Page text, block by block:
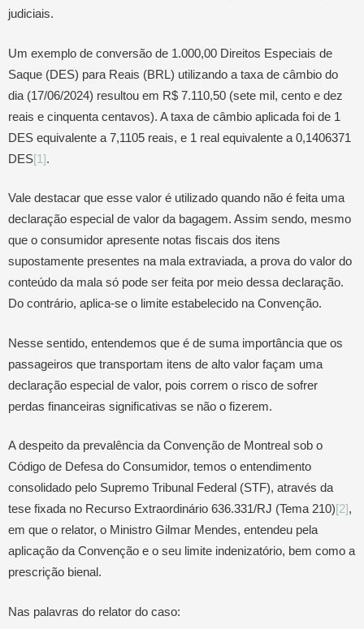
judiciais.
Um exemplo de conversão de 1.000,00 Direitos Especiais de
Saque (DES) para Reais (BRL) utilizando a taxa de câmbio do
dia (17/06/2024) resultou em R$ 7.110,50 (sete mil, cento e dez
reais e cinquenta centavos). A taxa de câmbio aplicada foi de 1
DES equivalente a 7,1105 reais, e 1 real equivalente a 0,1406371
DES[1].
Vale destacar que esse valor é utilizado quando não é feita uma
declaração especial de valor da bagagem. Assim sendo, mesmo
que o consumidor apresente notas fiscais dos itens
supostamente presentes na mala extraviada, a prova do valor do
conteúdo da mala só pode ser feita por meio dessa declaração.
Do contrário, aplica-se o limite estabelecido na Convenção.
Nesse sentido, entendemos que é de suma importância que os
passageiros que transportam itens de alto valor façam uma
declaração especial de valor, pois correm o risco de sofrer
perdas financeiras significativas se não o fizerem.
A despeito da prevalência da Convenção de Montreal sob o
Código de Defesa do Consumidor, temos o entendimento
consolidado pelo Supremo Tribunal Federal (STF), através da
tese fixada no Recurso Extraordinário 636.331/RJ (Tema 210)[2],
em que o relator, o Ministro Gilmar Mendes, entendeu pela
aplicação da Convenção e o seu limite indenizatório, bem como a
prescrição bienal.
Nas palavras do relator do caso: